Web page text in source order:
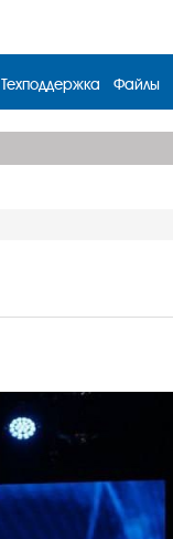
Техподдержка Файлы